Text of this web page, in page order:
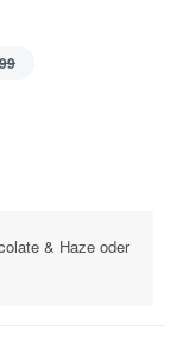
& Haze oder